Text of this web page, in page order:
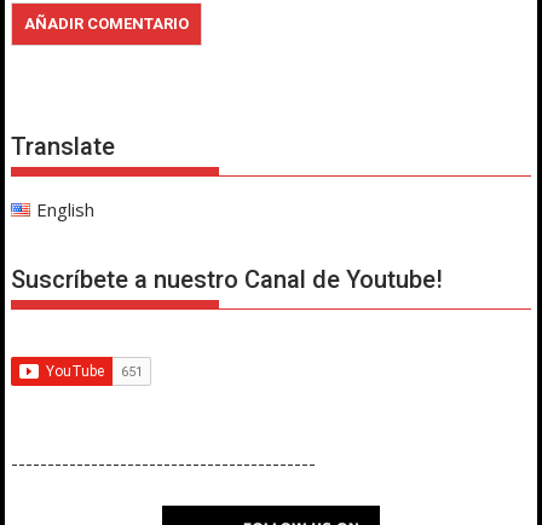
Translate
English
Suscríbete a nuestro Canal de Youtube!
------------------------------------------